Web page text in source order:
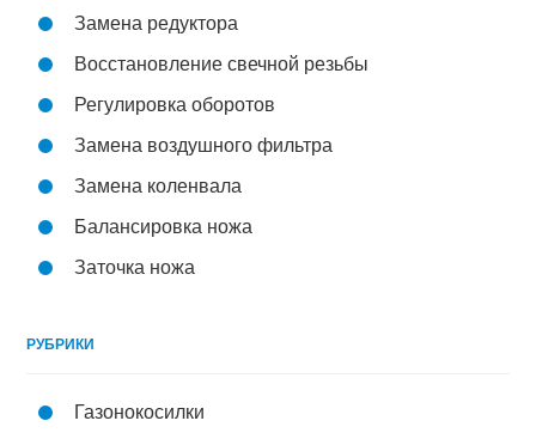
Замена редуктора
Восстановление свечной резьбы
Регулировка оборотов
Замена воздушного фильтра
Замена коленвала
Балансировка ножа
Заточка ножа
РУБРИКИ
Газонокосилки